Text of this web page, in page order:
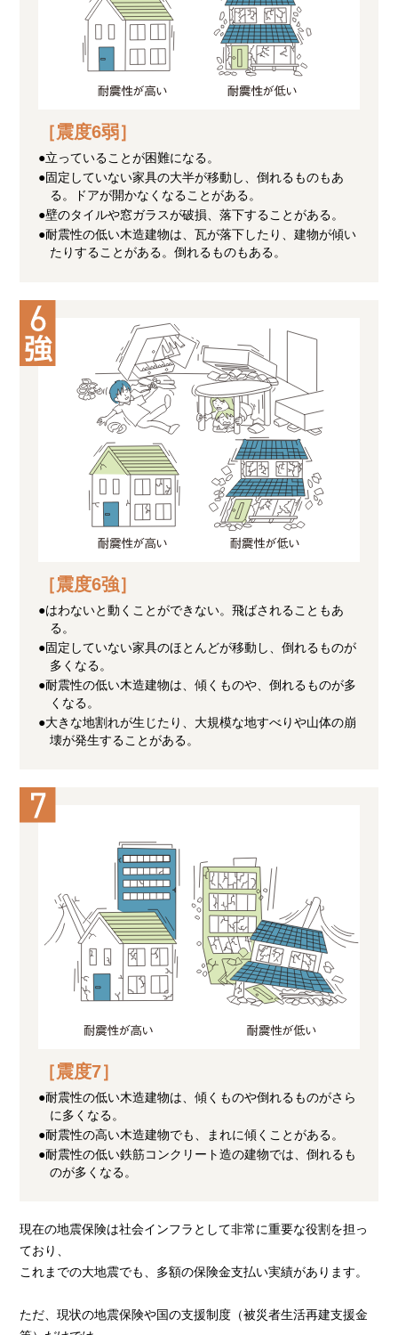
［震度6弱］
●立っていることが困難になる。
●固定していない家具の大半が移動し、倒れるものもあ
る。ドアが開かなくなることがある。
●壁のタイルや窓ガラスが破損、落下することがある。
●耐震性の低い木造建物は、瓦が落下したり、建物が傾い
たりすることがある。倒れるものもある。
［震度6強］
●はわないと動くことができない。飛ばされることもあ
る。
●固定していない家具のほとんどが移動し、倒れるものが
多くなる。
●耐震性の低い木造建物は、傾くものや、倒れるものが多
くなる。
●大きな地割れが生じたり、大規模な地すべりや山体の崩
壊が発生することがある。
［震度7］
●耐震性の低い木造建物は、傾くものや倒れるものがさら
に多くなる。
●耐震性の高い木造建物でも、まれに傾くことがある。
●耐震性の低い鉄筋コンクリート造の建物では、倒れるも
のが多くなる。
現在の地震保険は社会インフラとして非常に重要な役割を担っ
ており、
これまでの大地震でも、多額の保険金支払い実績があります。
ただ、現状の地震保険や国の支援制度（被災者生活再建支援金